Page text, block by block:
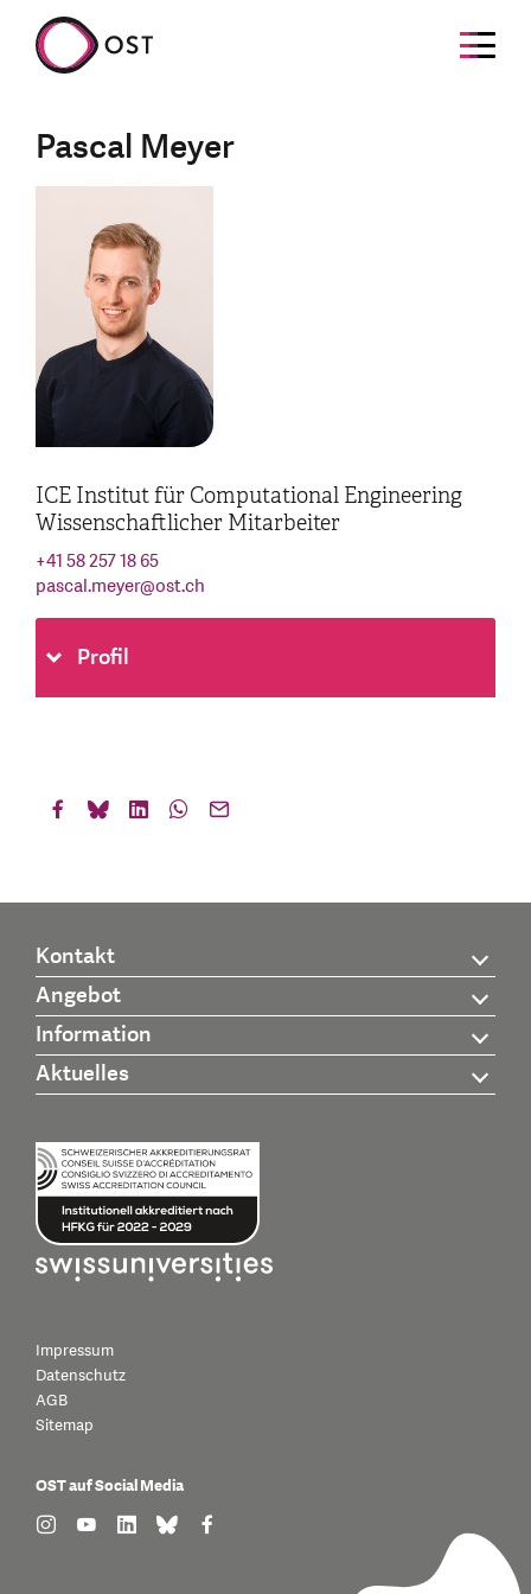
Pascal Meyer
ICE Institut für Computational Engineering
Wissenschaftlicher Mitarbeiter
+41 58 257 18 65
pascal.meyer@ost.ch
Profil
Kontakt
Angebot
Information
Aktuelles
Impressum
Datenschutz
AGB
Sitemap
OST auf Social Media
find us on: instagram
find us on: youtube
find us on: linkedin
find us on: bluesky
find us on: facebook